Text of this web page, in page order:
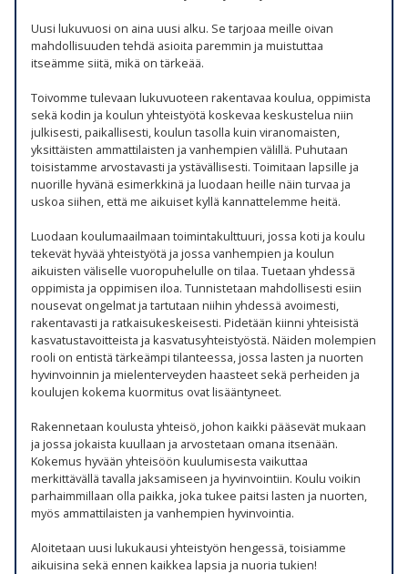
Uusi lukuvuosi on aina uusi alku. Se tarjoaa meille oivan
mahdollisuuden tehdä asioita paremmin ja muistuttaa
itseämme siitä, mikä on tärkeää.
Toivomme tulevaan lukuvuoteen rakentavaa koulua, oppimista
sekä kodin ja koulun yhteistyötä koskevaa keskustelua niin
julkisesti, paikallisesti, koulun tasolla kuin viranomaisten,
yksittäisten ammattilaisten ja vanhempien välillä. Puhutaan
toisistamme arvostavasti ja ystävällisesti. Toimitaan lapsille ja
nuorille hyvänä esimerkkinä ja luodaan heille näin turvaa ja
uskoa siihen, että me aikuiset kyllä kannattelemme heitä.
Luodaan koulumaailmaan toimintakulttuuri, jossa koti ja koulu
tekevät hyvää yhteistyötä ja jossa vanhempien ja koulun
aikuisten väliselle vuoropuhelulle on tilaa. Tuetaan yhdessä
oppimista ja oppimisen iloa. Tunnistetaan mahdollisesti esiin
nousevat ongelmat ja tartutaan niihin yhdessä avoimesti,
rakentavasti ja ratkaisukeskeisesti. Pidetään kiinni yhteisistä
kasvatustavoitteista ja kasvatusyhteistyöstä. Näiden molempien
rooli on entistä tärkeämpi tilanteessa, jossa lasten ja nuorten
hyvinvoinnin ja mielenterveyden haasteet sekä perheiden ja
koulujen kokema kuormitus ovat lisääntyneet.
Rakennetaan koulusta yhteisö, johon kaikki pääsevät mukaan
ja jossa jokaista kuullaan ja arvostetaan omana itsenään.
Kokemus hyvään yhteisöön kuulumisesta vaikuttaa
merkittävällä tavalla jaksamiseen ja hyvinvointiin. Koulu voikin
parhaimmillaan olla paikka, joka tukee paitsi lasten ja nuorten,
myös ammattilaisten ja vanhempien hyvinvointia.
Aloitetaan uusi lukukausi yhteistyön hengessä, toisiamme
aikuisina sekä ennen kaikkea lapsia ja nuoria tukien!